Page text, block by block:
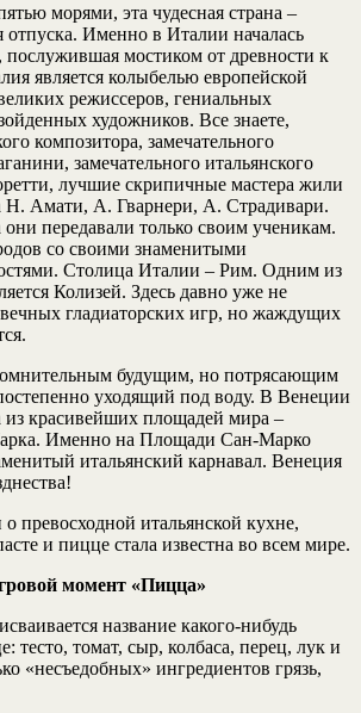
морями, эта чудесная страна –
отпуска. Именно в Италии началась
послужившая мостиком от древности к
является колыбелью европейской
режиссеров, гениальных
художников. Все знаете,
композитора, замечательного
замечательного итальянского
лучшие скрипичные мастера жили
Амати, А. Гварнери, А. Страдивари.
они передавали только своим ученикам.
со своими знаменитыми
Столица Италии – Рим. Одним из
Колизей. Здесь давно уже не
гладиаторских игр, но жаждущих
будущим, но потрясающим
уходящий под воду. В Венеции
из красивейших площадей мира –
Именно на Площади Сан-Марко
итальянский карнавал. Венеция
превосходной итальянской кухне,
и пицце стала известна во всем мире.
момент «Пицца»
название какого-нибудь
тесто, томат, сыр, колбаса, перец, лук и
«несъедобных» ингредиентов грязь,